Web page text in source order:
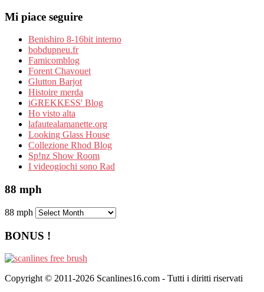
Mi piace seguire
Benishiro 8-16bit interno
bobdupneu.fr
Famicomblog
Forent Chavouet
Glutton Barjot
Histoire merda
iGREKKESS' Blog
Ho visto alta
lafautealamanette.org
Looking Glass House
Collezione Rhod Blog
Sp!nz Show Room
I videogiochi sono Rad
88 mph
88 mph
BONUS !
Copyright © 2011-2026 Scanlines16.com - Tutti i diritti riservati